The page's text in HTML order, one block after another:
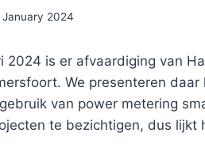
2024
2024 is er afvaardiging van
We presenteren
van power metering
te bezichtigen, dus lijkt